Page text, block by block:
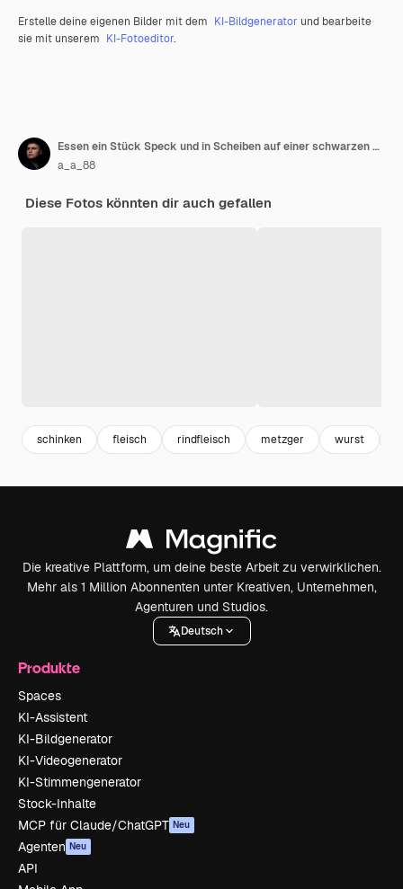
Erstelle deine eigenen Bilder mit dem KI-Bildgenerator und bearbeite
sie mit unserem KI-Fotoeditor.
Essen ein Stück Speck und in Scheiben auf einer schwarzen Platte auf einem schwarzen Hintergrund schneiden
a_a_88
Diese Fotos könnten dir auch gefallen
schinken fleisch rindfleisch metzger wurst
Die kreative Plattform, um deine beste Arbeit zu verwirklichen.
Mehr als 1 Million Abonnenten unter Kreativen, Unternehmen,
Agenturen und Studios.
Deutsch
Produkte
Spaces
KI-Assistent
KI-Bildgenerator
KI-Videogenerator
KI-Stimmengenerator
Stock-Inhalte
MCP für Claude/ChatGPT Neu
Agenten Neu
API